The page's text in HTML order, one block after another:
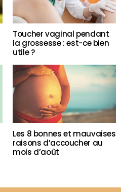
Toucher vaginal pendant
la grossesse : est-ce bien
utile ?
Les 8 bonnes et mauvaises
raisons d’accoucher au
mois d’août